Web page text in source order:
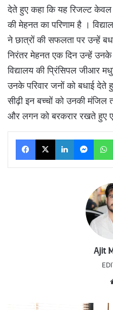
देते हुए कहा कि यह रिजल्ट
की मेहनत का परिणाम है ।
ने छात्रों की सफलता पर उन्हें
निरंतर मेहनत एक दिन उन्हें
विद्यालय की प्रिंसिपल जीआर
उनके परिवार जनों को बधाई
सीढ़ी इन बच्चों को उनकी मंजिल
और लगन को बरकरार रखते हुए
Facebook
X LinkedIn
Ajit